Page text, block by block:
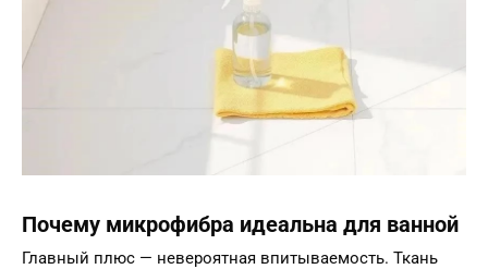
Почему микрофибра идеальна для ванной
Главный плюс — невероятная впитываемость. Ткань